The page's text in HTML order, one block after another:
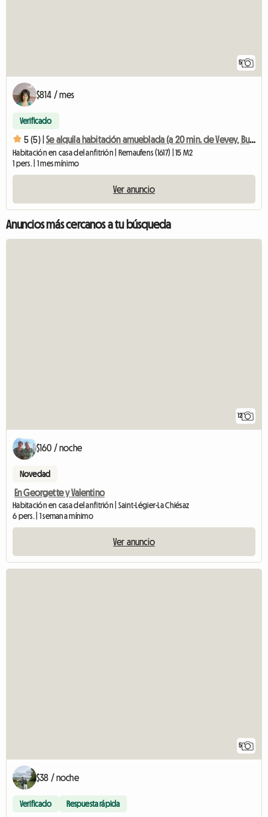
5
$814 / mes
Verificado
5 (5) | Se alquila habitación amueblada (a 20 min. de Vevey, Bulle, Lausana)
Habitación en casa del anfitrión | Remaufens (1617) | 15 M2
1 pers. | 1 mes mínimo
Ver anuncio
Anuncios más cercanos a tu búsqueda
12
$160 / noche
Novedad
En Georgette y Valentino
Habitación en casa del anfitrión | Saint-Légier-La Chiésaz
6 pers. | 1 semana mínimo
Ver anuncio
5
$38 / noche
Verificado Respuesta rápida